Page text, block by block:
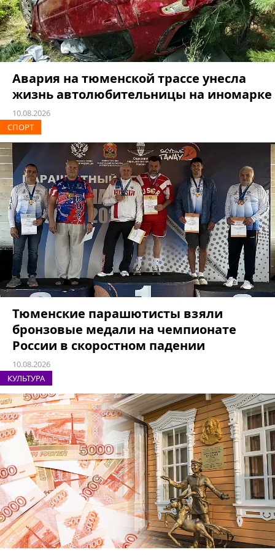
Авария на тюменской трассе унесла
жизнь автолюбительницы на иномарке
10.08.2026
СПОРТ
Тюменские парашютисты взяли
бронзовые медали на чемпионате
России в скоростном падении
10.08.2026
КУЛЬТУРА